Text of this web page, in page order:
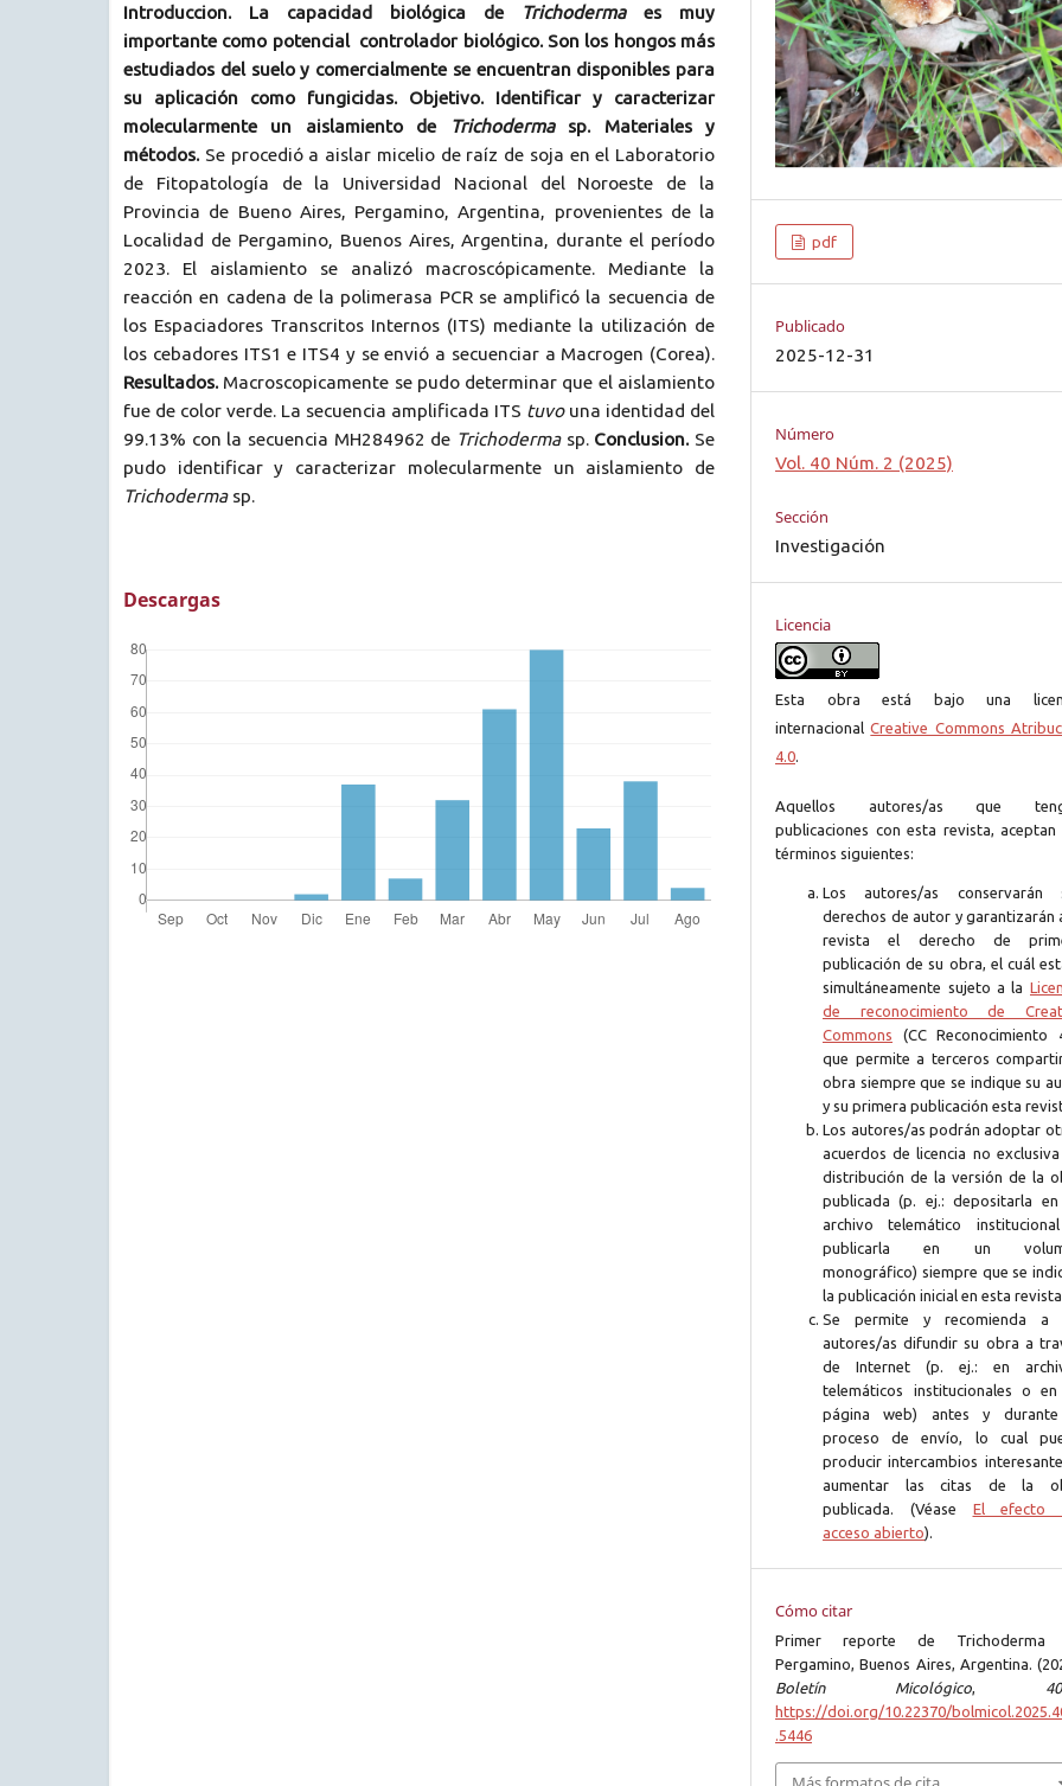
Introduccion. La capacidad biológica de Trichodermaes muy
importante como potencial controlador biológico. Son los hongos más
estudiados del suelo y comercialmente se encuentran disponibles para
su aplicación como fungicidas. Objetivo. Identificar y caracterizar
molecularmente un aislamiento de
Trichodermasp. Materiales y
métodos. Se procedió a aislar micelio de raíz de soja en el Laboratorio
de Fitopatología de la Universidad Nacional del Noroeste de la
Provincia de Bueno Aires, Pergamino, Argentina, provenientes de la
Localidad de Pergamino, Buenos Aires, Argentina, durante el período
2023. El aislamiento se analizó macroscópicamente. Mediante la
reacción en cadena de la polimerasa PCR se amplificó la secuencia de
los Espaciadores Transcritos Internos (ITS) mediante la utilización de
los cebadores ITS1 e ITS4 y se envió a secuenciar a Macrogen (Corea).
Resultados. Macroscopicamente se pudo determinar que el aislamiento
fue de color verde. La secuencia amplificada ITS tuvo una identidad del
99.13% con la secuencia MH284962 de Trichodermasp. Conclusion. Se
pudo identificar y caracterizar molecularmente un aislamiento de
Trichoderma sp.
Descargas
pdf
Publicado
2025-12-31
Número
Vol. 40 Núm. 2 (2025)
Sección
Investigación
Licencia
Esta obra está bajo una
internacionalCreative Commons
4.0
Aquellos autores/as que
publicaciones con esta revista, aceptan
términos siguientes:
Los autores/as conservarán
derechos de autor y garantizarán
revista el derecho de
publicación de su obra, el cuál
simultáneamente sujeto a la
de reconocimiento de
Commons (CC Reconocimiento
que permite a terceros
obra siempre que se indique su
y su primera publicación esta
Los autores/as podrán adoptar
acuerdos de licencia no
distribución de la versión de la
publicada (p. ej.: depositarla
archivo telemático
publicarla en un
monográfico) siempre que se
la publicación inicial en esta
Se permite y recomienda a
autores/as difundir su obra a
de Internet (p. ej.: en
telemáticos institucionales o
página web) antes y
proceso de envío, lo cual
producir intercambios
aumentar las citas de la
publicada. (Véase El efecto
acceso abierto).
Cómo citar
Primer reporte de Trichoderma
Pergamino, Buenos Aires, Argentina.
Boletín Micológico
40
https://doi.org/10.22370/
.5446